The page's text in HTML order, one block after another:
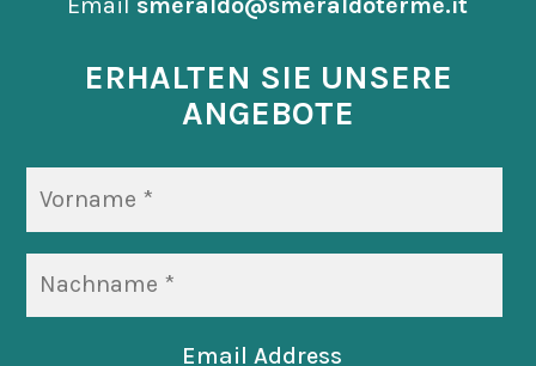
Email smeraldo@smeraldoterme.it
ERHALTEN SIE UNSERE
ANGEBOTE
Email Address